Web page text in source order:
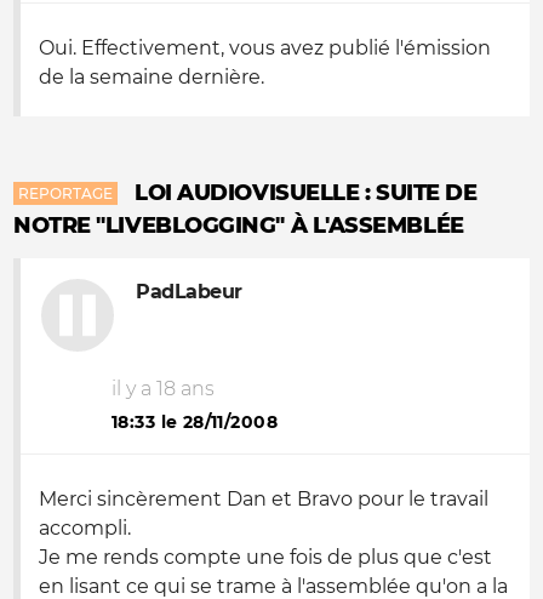
Oui. Effectivement, vous avez publié l'émission
de la semaine dernière.
REPORTAGE
LOI AUDIOVISUELLE : SUITE DE
NOTRE "LIVEBLOGGING" À L'ASSEMBLÉE
PadLabeur
il y a 18 ans
18:33 le 28/11/2008
Merci sincèrement Dan et Bravo pour le travail
accompli.
Je me rends compte une fois de plus que c'est
en lisant ce qui se trame à l'assemblée qu'on a la